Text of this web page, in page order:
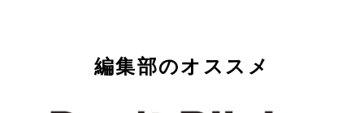
編集部のオススメ